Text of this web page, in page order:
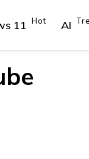
11 Hot AI